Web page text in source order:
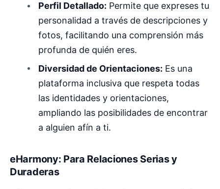
Perfil Detallado: Permite que expreses tu
personalidad a través de descripciones y
fotos, facilitando una comprensión más
profunda de quién eres.
Diversidad de Orientaciones: Es una
plataforma inclusiva que respeta todas
las identidades y orientaciones,
ampliando las posibilidades de encontrar
a alguien afín a ti.
eHarmony: Para Relaciones Serias y
Duraderas